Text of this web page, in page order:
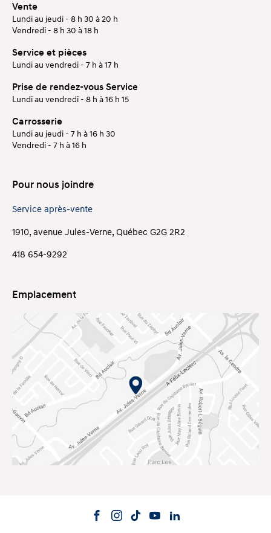
Vente
Lundi au jeudi - 8 h 30 à 20 h
Vendredi - 8 h 30 à 18 h
Service et pièces
Lundi au vendredi - 7 h à 17 h
Prise de rendez-vous Service
Lundi au vendredi - 8 h à 16 h 15
Carrosserie
Lundi au jeudi - 7 h à 16 h 30
Vendredi - 7 h à 16 h
Pour nous joindre
Service après-vente
1910, avenue Jules-Verne, Québec G2G 2R2
418 654-9292
Emplacement